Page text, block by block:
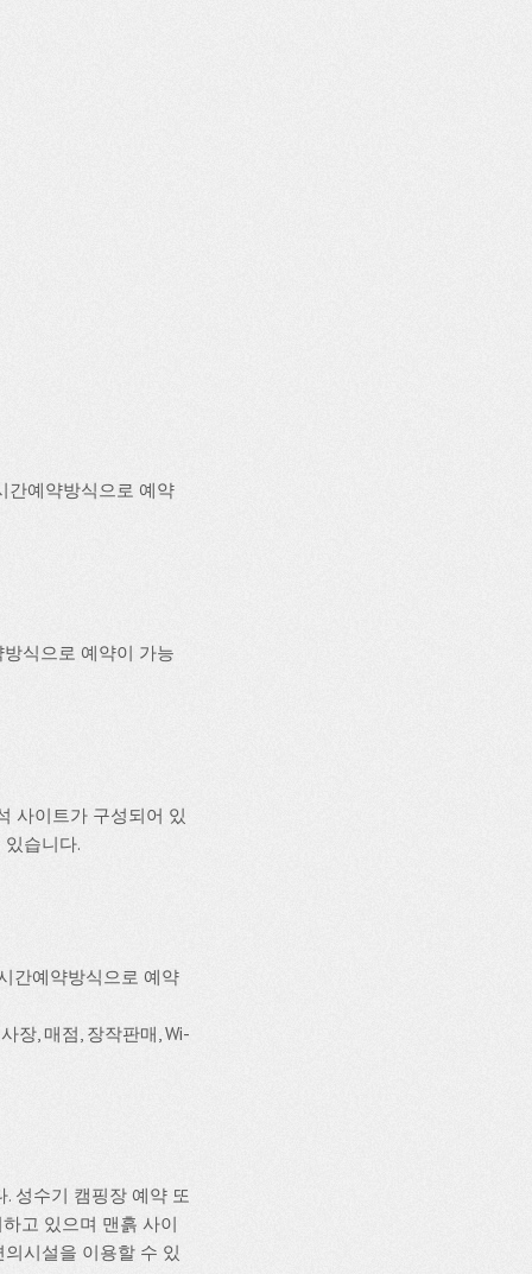
간예약방식으로 예약
식으로 예약이 가능
사이트가 구성되어 있
있습니다.
간예약방식으로 예약
장, 매점, 장작판매, Wi-
성수기 캠핑장 예약 또
고 있으며 맨흙 사이
시설을 이용할 수 있